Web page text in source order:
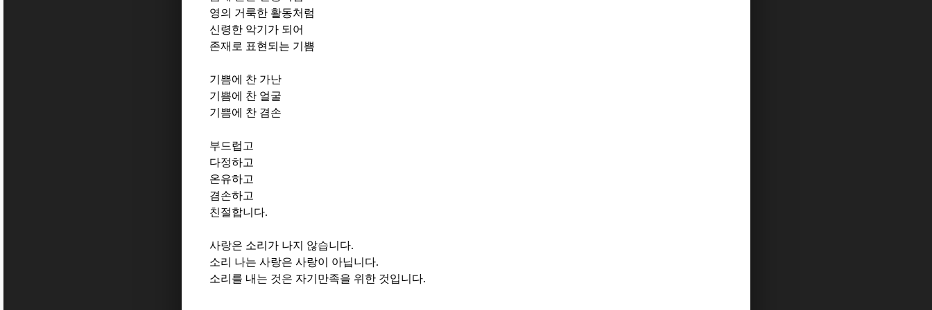
영의 거룩한 활동처럼
신령한 악기가 되어
존재로 표현되는 기쁨
기쁨에 찬 가난
기쁨에 찬 얼굴
기쁨에 찬 겸손
부드럽고
다정하고
온유하고
겸손하고
친절합니다.
사랑은 소리가 나지 않습니다.
소리 나는 사랑은 사랑이 아닙니다.
소리를 내는 것은 자기만족을 위한 것입니다.